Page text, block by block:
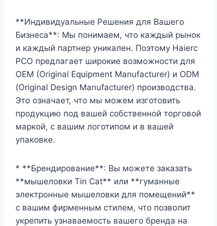
**Индивидуальные Решения для Вашего
Бизнеса**: Мы понимаем, что каждый рынок
и каждый партнер уникален. Поэтому Haierc
PCO предлагает широкие возможности для
OEM (Original Equipment Manufacturer) и ODM
(Original Design Manufacturer) производства.
Это означает, что мы можем изготовить
продукцию под вашей собственной торговой
маркой, с вашим логотипом и в вашей
упаковке.
* **Брендирование**: Вы можете заказать
**мышеловки Tin Cat** или **гуманные
электронные мышеловки для помещений**
с вашим фирменным стилем, что позволит
укрепить узнаваемость вашего бренда на